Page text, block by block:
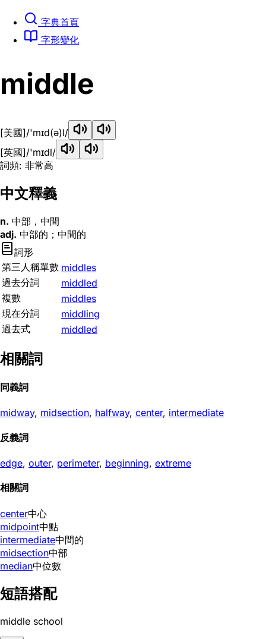
字典首頁
字形變化
middle
[美國]/'mɪd(ə)l/
[英國]/'mɪdl/
詞頻: 非常高
中文釋義
n. 中部，中間
adj. 中部的；中間的
詞形
第三人稱單數 middles
過去分詞
middled
複數
middles
現在分詞
middling
過去式
middled
相關詞
同義詞
midway, midsection, halfway, center, intermediate
反義詞
edge, outer, perimeter, beginning, extreme
相關詞
center中心
midpoint中點
intermediate中間的
midsection中部
median中位數
短語搭配
middle school